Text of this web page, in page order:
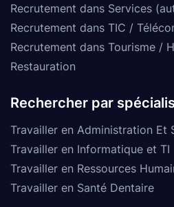
Recrutement dans Services
Recrutement dans TIC /
Recrutement dans Tourisme /
Restauration
Rechercher par
Travailler en Administration Et
Travailler en Informatique et TI
Travailler en Ressources
Travailler en Santé Dentaire